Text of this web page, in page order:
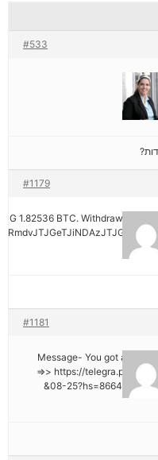
#533
#1179
1.82536 BTC. Withdraw =>>
#1181
🔔 Message- You got a
=>> https://telegra.ph/
08-25?hs=8664c520642b9e7f918fcef491c8bf02&